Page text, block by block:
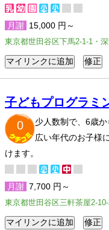
月謝 15,000 円～
東京都世田谷区下馬2-1-1・
子どもプログラミ
0
少人数制で、6歳
広い年代のお子様
けます。
月謝 7,700 円～
東京都世田谷区三軒茶屋2-